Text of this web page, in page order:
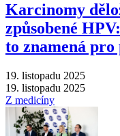
Karcinomy
způsobené
to znamená pro
19. listopadu 2025
19. listopadu 2025
Z medicíny